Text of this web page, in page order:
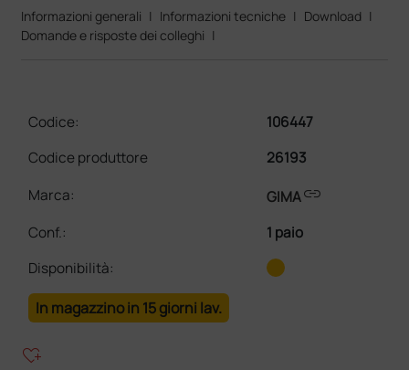
Informazioni generali | Informazioni tecniche | Download |
Domande e risposte dei colleghi |
Codice:
106447
Codice produttore
26193
Marca:
GIMAlink
Conf.:
1 paio
Disponibilità:
In magazzino in 15 giorni lav.
heart_plus